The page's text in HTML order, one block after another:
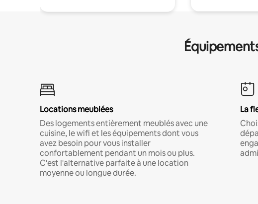
Locations meublées
Des logements entièrement meublés avec une
cuisine, le wifi et les équipements dont vous
avez besoin pour vous installer
confortablement pendant un mois ou plus.
C'est l'alternative parfaite à une location
moyenne ou longue durée.
La